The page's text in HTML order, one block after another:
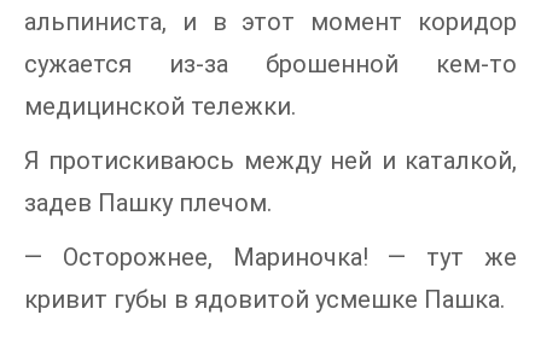
альпиниста, и в этот момент коридор
сужается из-за брошенной кем-то
медицинской тележки.
Я протискиваюсь между ней и каталкой,
задев Пашку плечом.
— Осторожнее, Мариночка! — тут же
кривит губы в ядовитой усмешке Пашка.